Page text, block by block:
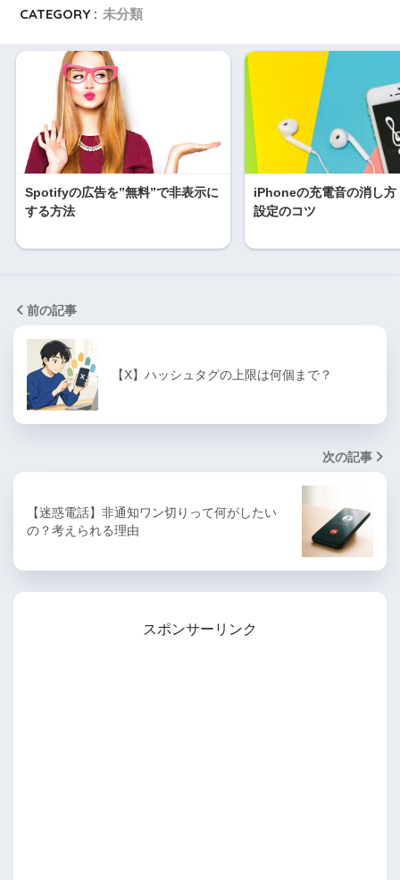
CATEGORY : 未分類
Spotifyの広告を”無料”で非表示に
する方法
iPhoneの充電音の消し方
設定のコツ
前の記事
【X】ハッシュタグの上限は何個まで？
次の記事
【迷惑電話】非通知ワン切りって何がしたい
の？考えられる理由
スポンサーリンク